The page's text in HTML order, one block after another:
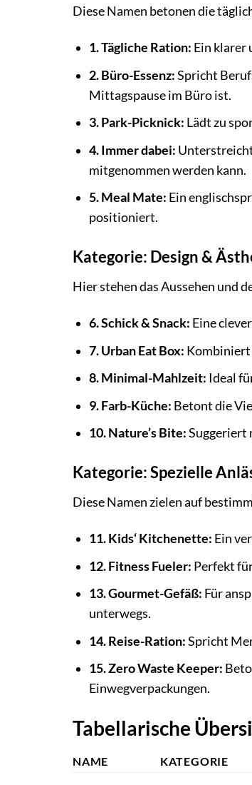
Diese Namen betonen die
1. Tägliche Ration: Ein klarer
2. Büro-Essenz:Spricht
Mittagspause im Büro ist.
3. Park-Picknick: Lädt zu
4. Immer dabei:
mitgenommen werden kann.
5. Meal Mate: Ein
positioniert.
Kategorie: Design &
Hier stehen das Aussehen und
6. Schick & Snack: Eine
7. Urban Eat Box: Kombiniert
8. Minimal-Mahlzeit: Ideal
9. Farb-Küche: Betont die
10. Nature’s Bite:Suggeriert
Kategorie: Spezielle
Diese Namen zielen auf
11. Kids‘ Kitchenette: Ein
12. Fitness Fueler: Perfekt
13. Gourmet-Gefäß: Für
unterwegs.
14. Reise-Ration:Spricht
15. Zero Waste Keeper:
Einwegverpackungen.
Tabellarische
NAME KATEGORIE